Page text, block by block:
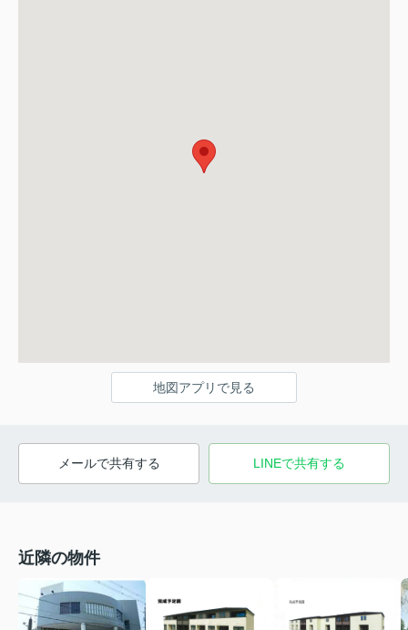
地図アプリで見る
メールで共有する LINEで共有する
近隣の物件